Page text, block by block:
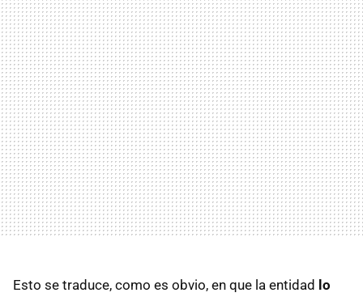
Esto se traduce, como es obvio, en que la entidad lo